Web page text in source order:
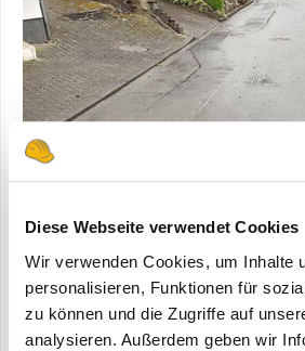
Diese Webseite verwendet Cookies
Wir verwenden Cookies, um Inhalte
personalisieren, Funktionen für
zu können und die Zugriffe auf
analysieren. Außerdem geben wir